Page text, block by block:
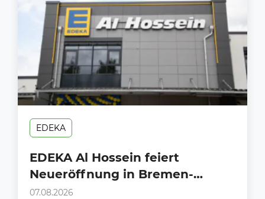
EDEKA
EDEKA Al Hossein feiert
Neueröffnung in Bremen-
Oslebshausen
07.08.2026